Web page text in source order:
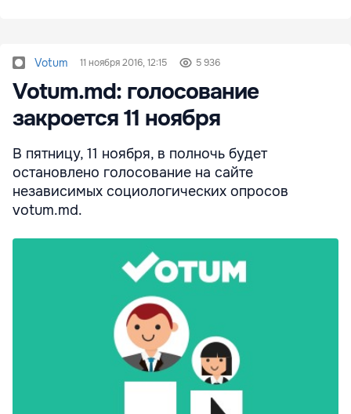
Votum 11 ноября 2016, 12:15 5 936
Votum.md: голосование
закроется 11 ноября
В пятницу, 11 ноября, в полночь будет
остановлено голосование на сайте
независимых социологических опросов
votum.md.